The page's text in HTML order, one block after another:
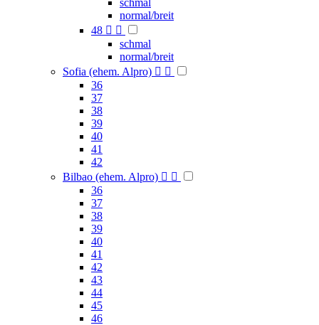
schmal
normal/breit
48  
schmal
normal/breit
Sofia (ehem. Alpro)  
36
37
38
39
40
41
42
Bilbao (ehem. Alpro)  
36
37
38
39
40
41
42
43
44
45
46